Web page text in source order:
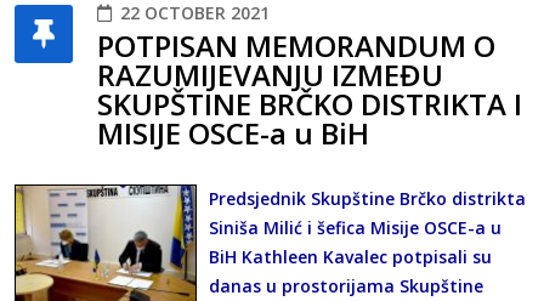
22 OCTOBER 2021
POTPISAN MEMORANDUM O
RAZUMIJEVANJU IZMEĐU
SKUPŠTINE BRČKO DISTRIKTA I
MISIJE OSCE-a u BiH
Predsjednik Skupštine Brčko distrikta
Siniša Milić i šefica Misije OSCE-a u
BiH Kathleen Kavalec potpisali su
danas u prostorijama Skupštine